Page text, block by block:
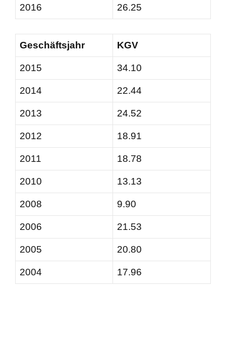
2016 26.25
Geschäftsjahr KGV
2015 34.10
2014 22.44
2013 24.52
2012 18.91
2011 18.78
2010 13.13
2008 9.90
2006 21.53
2005 20.80
2004 17.96